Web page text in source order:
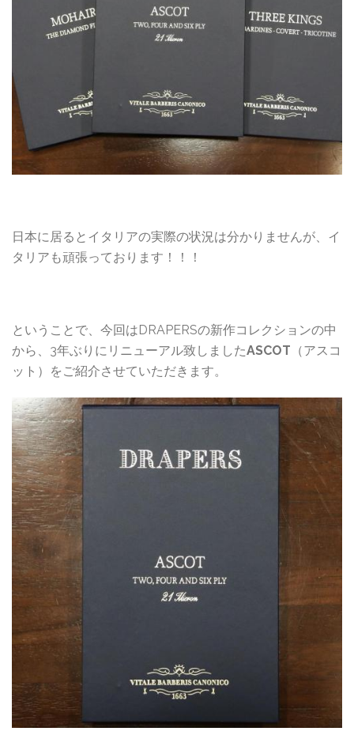
日本に居るとイタリアの実際の状況は分かりませんが、イ
タリアも頑張っております！！！
ということで、今回はDRAPERSの新作コレクションの中
から、3年ぶりにリニューアル致しましたASCOT （アスコ
ット）をご紹介させていただきます。